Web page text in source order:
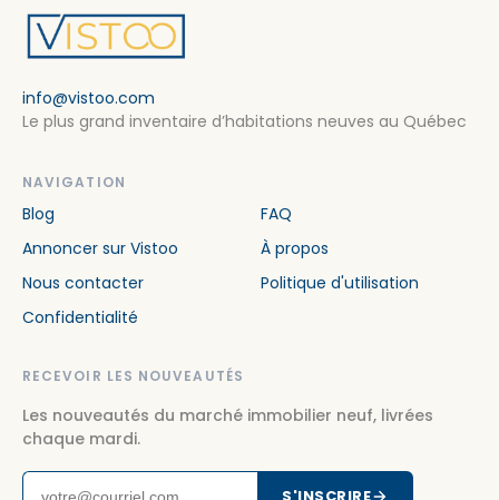
info@vistoo.com
Le plus grand inventaire d’habitations neuves au Québec
NAVIGATION
Blog
FAQ
Annoncer sur Vistoo
À propos
Nous contacter
Politique d'utilisation
Confidentialité
RECEVOIR LES NOUVEAUTÉS
Les nouveautés du marché immobilier neuf, livrées
chaque mardi.